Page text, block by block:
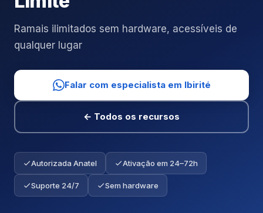
Ramais ilimitados sem hardware, acessíveis de
qualquer lugar
Falar com especialista em Ibirité
← Todos os recursos
Autorizada Anatel Ativação em 24–72h
Suporte 24/7 Sem hardware